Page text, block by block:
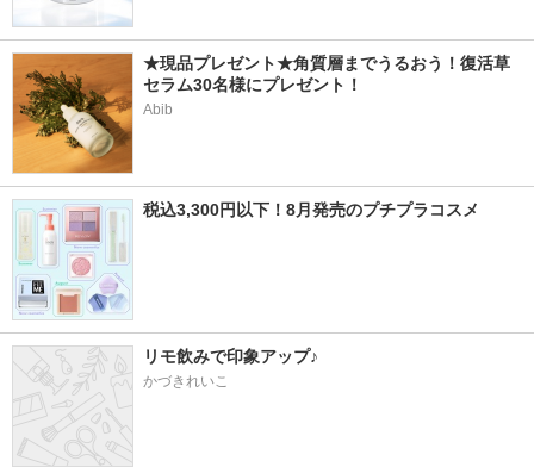
★現品プレゼント★角質層までうるおう！復活草
セラム30名様にプレゼント！
Abib
税込3,300円以下！8月発売のプチプラコスメ
リモ飲みで印象アップ♪
かづきれいこ